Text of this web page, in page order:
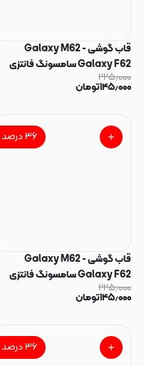
قاب گوشی Galaxy M62 -
Galaxy F62 سامسونگ فانتزی
سوزنی برجسته طرح پلنگی پاپ
سوکت دار کد 128862
۲۲۵٫۰۰۰
۱۴۵٫۰۰۰تومان
۳۶درصد
قاب گوشی Galaxy M62 -
Galaxy F62 سامسونگ فانتزی
سوزنی برجسته طرح قلب پاپ سوکت
۲۲۵٫۰۰۰
۱۴۵٫۰۰۰تومان
۳۶درصد